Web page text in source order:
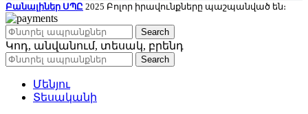
Բանալիներ ՍՊԸ 2025 Բոլոր իրավունքները պաշպանված են։
Search
Կոդ, անվանում, տեսակ, բրենդ
Search
Մենյու
Տեսականի